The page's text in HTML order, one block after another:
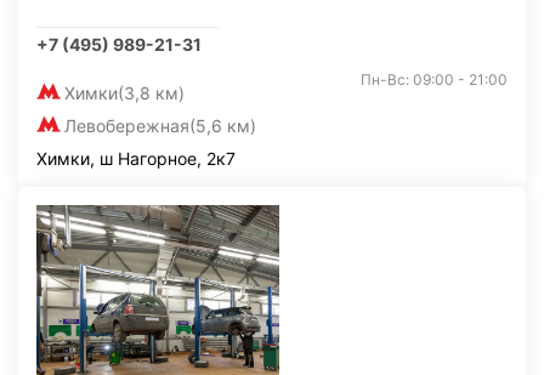
+7 (495) 989-21-31
Химки(3,8 км)
Левобережная(5,6 км)
Пн-Вс: 09:00 - 21:00
Химки, ш Нагорное, 2к7